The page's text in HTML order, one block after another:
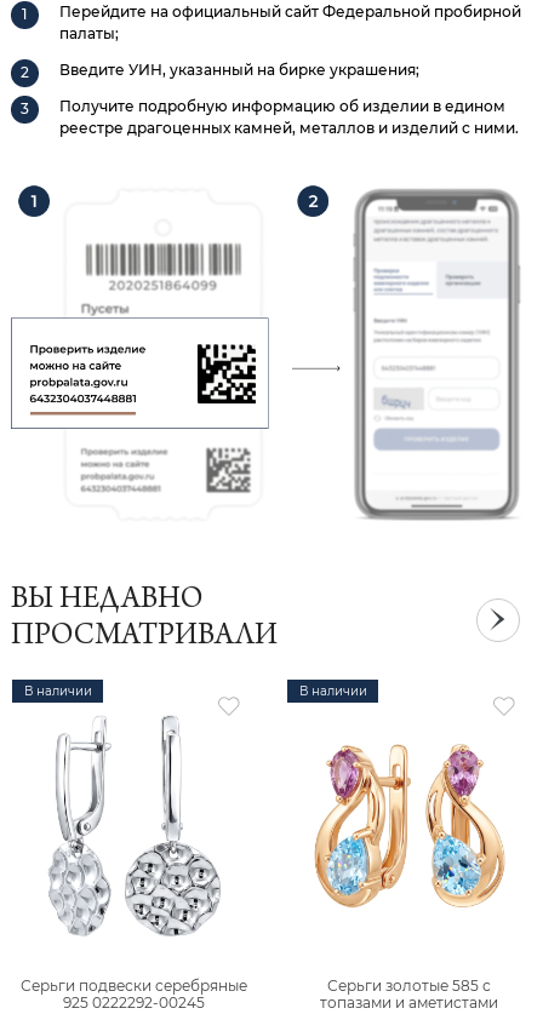
Перейдите на официальный сайт Федеральной пробирной
палаты;
Введите УИН, указанный на бирке украшения;
Получите подробную информацию об изделии в едином
реестре драгоценных камней, металлов и изделий с ними.
ВЫ НЕДАВНО
ПРОСМАТРИВАЛИ
В наличии
Серьги подвески серебряные
925 0222292-00245
В наличии
Серьги золотые 585 с
топазами и аметистами